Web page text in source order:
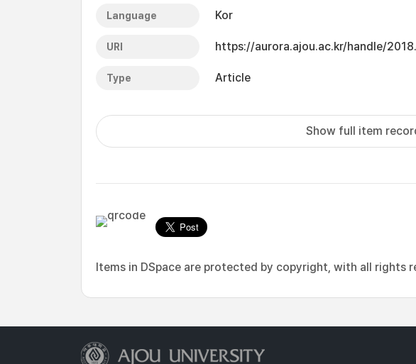
Language Kor
URI https://aurora.ajou.ac.kr/handle/
Type Article
Show full item
Items in DSpace are protected by copyright, with all rights